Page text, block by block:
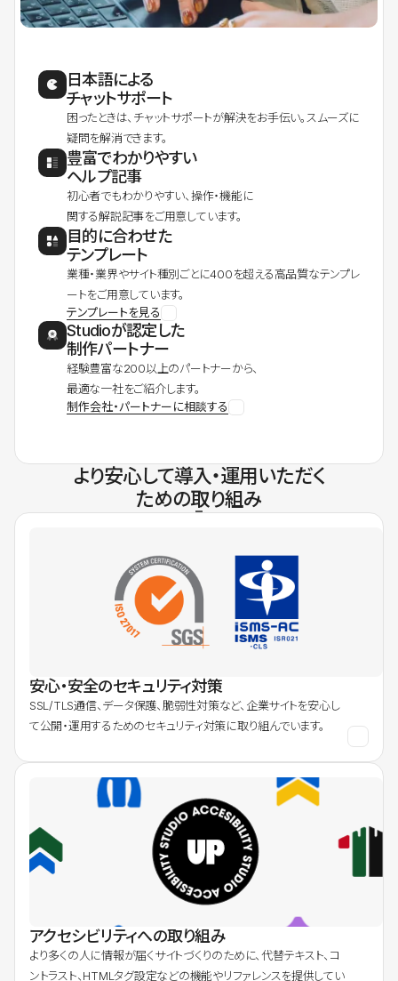
日本語による
チャットサポート
困ったときは、チャットサポートが解決をお手伝い。スムーズに
疑問を解消できます。
豊富でわかりやすい
ヘルプ記事
初心者でもわかりやすい、操作・機能に
関する解説記事をご用意しています。
目的に合わせた
テンプレート
業種・業界やサイト種別ごとに400を超える高品質なテンプレ
ートをご用意しています。
テンプレートを見る
Studioが認定した
制作パートナー
経験豊富な200以上のパートナーから、
最適な一社をご紹介します。
制作会社・パートナーに相談する
より安心して導入・運用いただく
ための取り組み
安心・安全のセキュリティ対策
SSL/TLS通信、データ保護、脆弱性対策など、企業サイトを安心し
て公開・運用するためのセキュリティ対策に取り組んでいます。
アクセシビリティへの取り組み
より多くの人に情報が届くサイトづくりのために、代替テキスト、コ
ントラスト、HTMLタグ設定などの機能やリファレンスを提供してい